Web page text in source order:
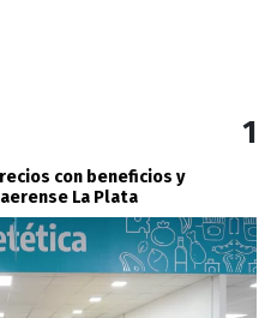
1
con beneficios y
La Plata